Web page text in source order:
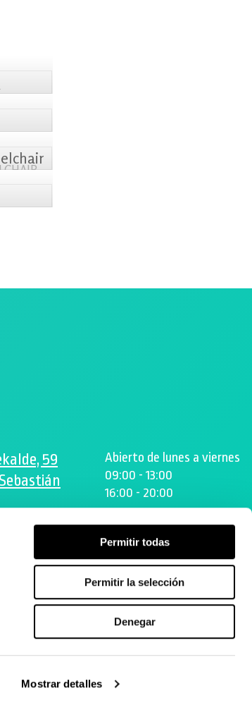
Mostrar detalles
Permitir todas
Permitir la selección
Denegar
59
Abierto de lunes a viernes
09:00 - 13:00
16:00 - 20:00